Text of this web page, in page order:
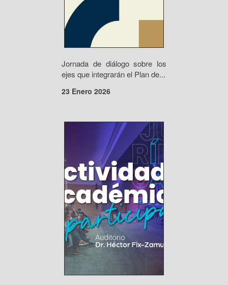
Jornada de diálogo sobre los
ejes que integrarán el Plan de...
23 Enero 2026